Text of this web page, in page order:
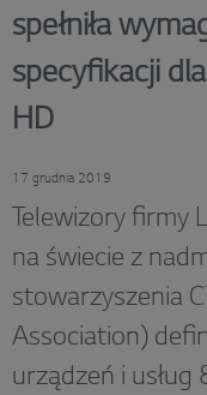
spełniła
specyfikacji
HD
17 grudnia 2019
Telewizory firmy
na świecie z
stowarzyszenia
Association)
urządzeń i usług